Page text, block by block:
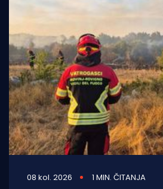
08 kol. 2026 1 MIN. ČITANJA